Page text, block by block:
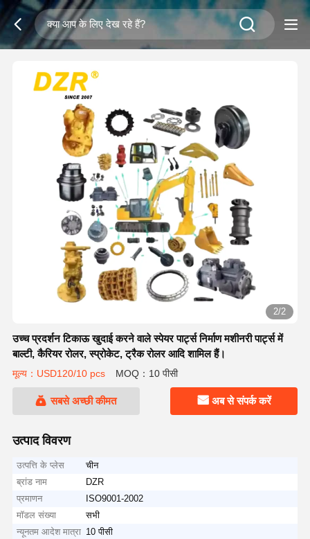
2/2
उच्च प्रदर्शन टिकाऊ खुदाई करने वाले स्पेयर पार्ट्स निर्माण मशीनरी पार्ट्स में
बाल्टी, कैरियर रोलर, स्प्रोकेट, ट्रैक रोलर आदि शामिल हैं।
मूल्य：USD120/10 pcs MOQ：10 पीसी
सबसे अच्छी कीमत अब से संपर्क करें
उत्पाद विवरण
उत्पत्ति के प्लेस
चीन
ब्रांड नाम
DZR
प्रमाणन
ISO9001-2002
मॉडल संख्या
सभी
न्यूनतम आदेश मात्रा 10 पीसी